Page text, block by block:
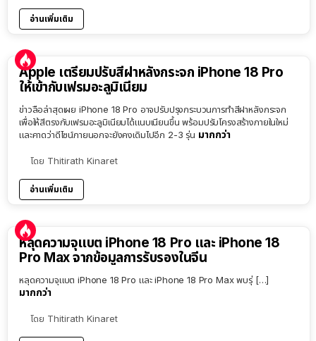
อ่านเพิ่มเติม
Apple เตรียมปรับสีฝาหลังกระจก iPhone 18 Pro
ให้เข้ากับเฟรมอะลูมิเนียม
ข่าวลือล่าสุดเผย iPhone 18 Pro อาจปรับปรุงกระบวนการทำสีฝาหลังกระจก
เพื่อให้สีตรงกับเฟรมอะลูมิเนียมได้แนบเนียนขึ้น พร้อมปรับโครงสร้างภายในใหม่
และคาดว่าดีไซน์ภายนอกจะยังคงเดิมไปอีก 2-3 รุ่น มากกว่า
โดย Thitirath Kinaret
อ่านเพิ่มเติม
หลุดความจุแบต iPhone 18 Pro และ iPhone 18
Pro Max จากข้อมูลการรับรองในจีน
หลุดความจุแบต iPhone 18 Pro และ iPhone 18 Pro Max พบรุ่ […]
มากกว่า
โดย Thitirath Kinaret